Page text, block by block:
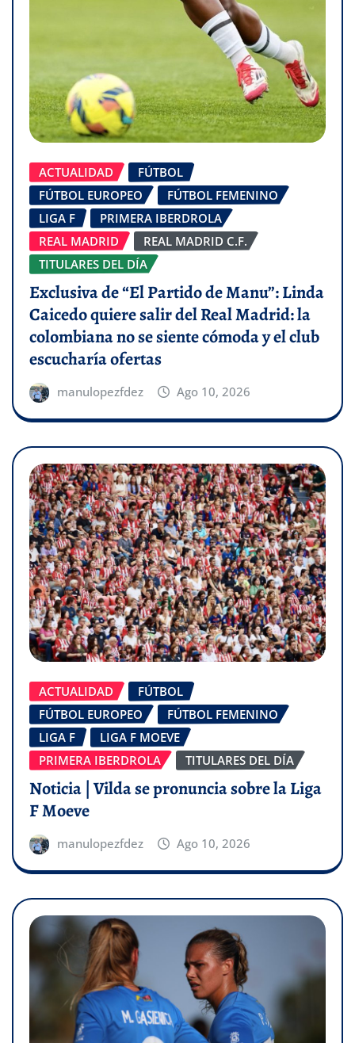
ACTUALIDAD
FÚTBOL
FÚTBOL EUROPEO
FÚTBOL FEMENINO
LIGA F
PRIMERA IBERDROLA
REAL MADRID
REAL MADRID C.F.
TITULARES DEL DÍA
Exclusiva de “El Partido de Manu”: Linda
Caicedo quiere salir del Real Madrid: la
colombiana no se siente cómoda y el club
escucharía ofertas
manulopezfdez Ago 10, 2026
ACTUALIDAD
FÚTBOL
FÚTBOL EUROPEO
FÚTBOL FEMENINO
LIGA F
LIGA F MOEVE
PRIMERA IBERDROLA
TITULARES DEL DÍA
Noticia | Vilda se pronuncia sobre la Liga
F Moeve
manulopezfdez Ago 10, 2026